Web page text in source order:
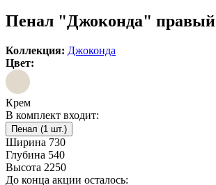
Пенал "Джоконда" правый
Коллекция: Джоконда
Цвет:
Крем
В комплект входит:
Пенал (1 шт.)
Ширина 730
Глубина 540
Высота 2250
До конца акции осталось: